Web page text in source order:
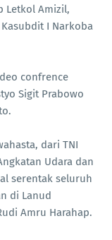
Letkol Amizil,
I Narkoba
confrence
Sigit Prabowo
dari TNI
Udara dan
serentak seluruh
di Lanud
Amru Harahap.